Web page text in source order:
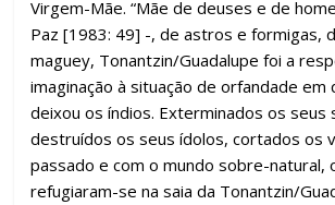
Virgem-Mãe. “Mãe de deuses e de
Paz [1983: 49] -, de astros e formigas,
maguey, Tonantzin/Guadalupe foi a
imaginação à situação de orfandade em
deixou os índios. Exterminados os seus
destruídos os seus ídolos, cortados os
passado e com o mundo sobre-natural,
refugiaram-se na saia da Tonantzin/